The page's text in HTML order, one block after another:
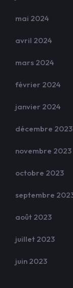
mai 2024
avril 2024
mars 2024
février 2024
janvier 2024
décembre 2023
novembre 2023
octobre 2023
septembre
août 2023
juillet 2023
juin 2023